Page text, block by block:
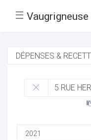
☰ Vaugrigneuse